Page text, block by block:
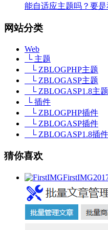
能自适应主题吗？要
网站分类
Web
└ 主题
└ ZBLOGPHP主题
└ ZBLOGASP主题
└ ZBLOGASP1.8主题
└ 插件
└ ZBLOGPHP插件
└ ZBLOGASP插件
└ ZBLOGASP1.8插件
猜你喜欢
FirstIMG